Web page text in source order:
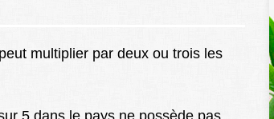
multiplier par deux ou trois les